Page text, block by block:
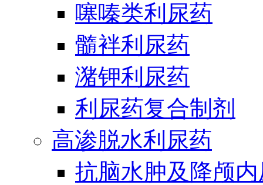
噻嗪类利尿药
髓袢利尿药
潴钾利尿药
利尿药复合制剂
高渗脱水利尿药
抗脑水肿及降颅